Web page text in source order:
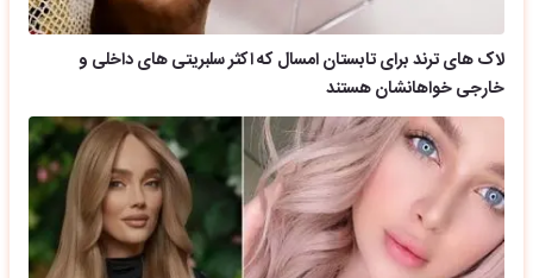
لاک های ترند برای تابستان امسال که اکثر سلبریتی های داخلی و
خارجی خواهانشان هستند